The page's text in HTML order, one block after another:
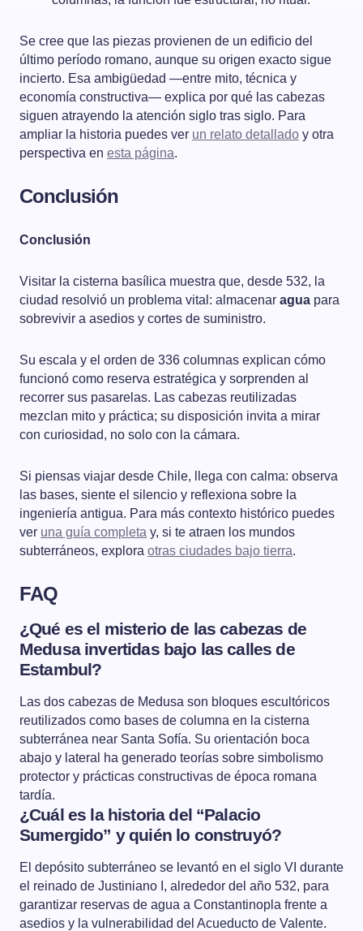
Se cree que las piezas provienen de un edificio del
último período romano, aunque su origen exacto sigue
incierto. Esa ambigüedad —entre mito, técnica y
economía constructiva— explica por qué las cabezas
siguen atrayendo la atención siglo tras siglo. Para
ampliar la historia puedes ver un relato detallado y otra
perspectiva en esta página.
Conclusión
Conclusión
Visitar la cisterna basílica muestra que, desde 532, la
ciudad resolvió un problema vital: almacenar agua para
sobrevivir a asedios y cortes de suministro.
Su escala y el orden de 336 columnas explican cómo
funcionó como reserva estratégica y sorprenden al
recorrer sus pasarelas. Las cabezas reutilizadas
mezclan mito y práctica; su disposición invita a mirar
con curiosidad, no solo con la cámara.
Si piensas viajar desde Chile, llega con calma: observa
las bases, siente el silencio y reflexiona sobre la
ingeniería antigua. Para más contexto histórico puedes
ver una guía completa y, si te atraen los mundos
subterráneos, explora otras ciudades bajo tierra.
FAQ
¿Qué es el misterio de las cabezas de
Medusa invertidas bajo las calles de
Estambul?
Las dos cabezas de Medusa son bloques escultóricos
reutilizados como bases de columna en la cisterna
subterránea near Santa Sofía. Su orientación boca
abajo y lateral ha generado teorías sobre simbolismo
protector y prácticas constructivas de época romana
tardía.
¿Cuál es la historia del “Palacio
Sumergido” y quién lo construyó?
El depósito subterráneo se levantó en el siglo VI durante
el reinado de Justiniano I, alrededor del año 532, para
garantizar reservas de agua a Constantinopla frente a
asedios y la vulnerabilidad del Acueducto de Valente.